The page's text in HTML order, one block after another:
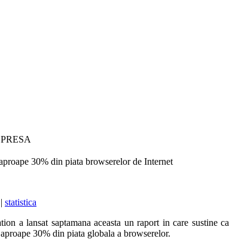
30% din piata browserelor de Internet
| statistica
a lansat saptamana aceasta un raport in care sustine ca
30% din piata globala a browserelor.